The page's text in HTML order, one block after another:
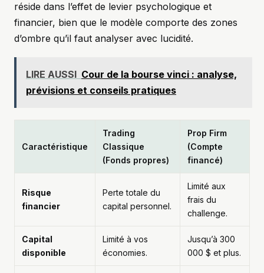
réside dans l’effet de levier psychologique et
financier, bien que le modèle comporte des zones
d’ombre qu’il faut analyser avec lucidité.
LIRE AUSSI Cour de la bourse vinci : analyse,
prévisions et conseils pratiques
Caractéristique
Trading
Classique
(Fonds propres)
Prop Firm
(Compte
financé)
Risque
financier
Perte totale du
capital personnel.
Limité aux
frais du
challenge.
Capital
disponible
Limité à vos
économies.
Jusqu’à 300
000 $ et plus.